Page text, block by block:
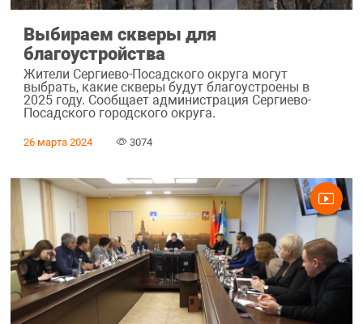
Выбираем скверы для
благоустройства
Жители Сергиево-Посадского округа могут
выбрать, какие скверы будут благоустроены в
2025 году. Сообщает администрация Сергиево-
Посадского городского округа.
26 марта 2024 3074